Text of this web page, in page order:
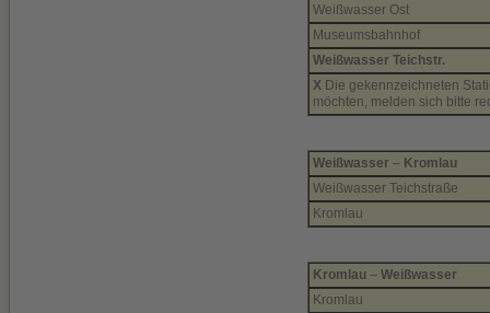
Weißwasser Ost
Museumsbahnhof
Weißwasser Teichstr.
X Die gekennzeichneten
möchten, melden sich bitte
Weißwasser – Kromlau
Weißwasser Teichstraße
Kromlau
Kromlau – Weißwasser
Kromlau